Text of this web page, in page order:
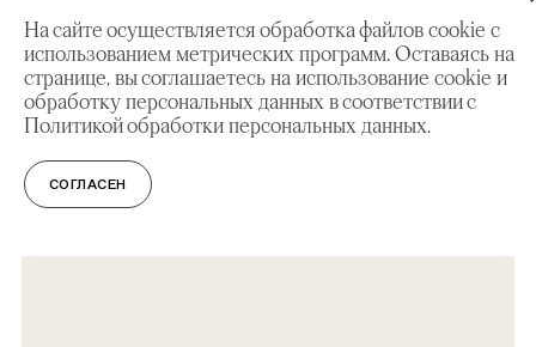
На сайте осуществляется обработка файлов cookie с
использованием метрических программ. Оставаясь на
странице, вы соглашаетесь на использование cookie и
обработку персональных данных в соответствии с
Политикой обработки персональных данных.
СОГЛАСЕН